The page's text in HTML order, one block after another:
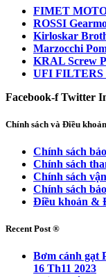
FIMET
ROSSI
Kirloskar
Marzocchi
KRAL Screw
UFI FILTERS
Facebook-f Twitter
Chính sách và Điều khoản
Chính sách
Chính sách
Chính sách
Chính sách
Điều khoản &
Recent Post ®
Bơm cánh gạt
16 Th11 2023